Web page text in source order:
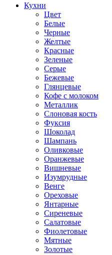
Кухни
Цвет
Белые
Черные
Желтые
Красные
Зеленые
Серые
Бежевые
Глянцевые
Кофе с молоком
Металлик
Слоновая кость
Фуксия
Шоколад
Шампань
Оливковые
Оранжевые
Вишневые
Изумрудные
Венге
Ореховые
Янтарные
Сиреневые
Салатовые
Фиолетовые
Мятные
Золотые